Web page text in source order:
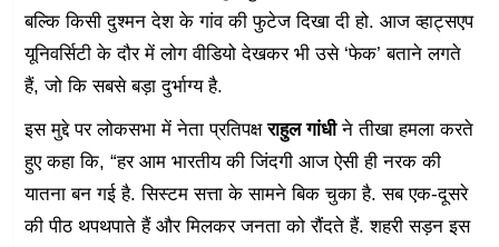
बल्कि किसी दुश्मन देश के गांव की फुटेज दिखा दी हो. आज व्हाट्सएप
यूनिवर्सिटी के दौर में लोग वीडियो देखकर भी उसे ‘फेक’ बताने लगते
हैं, जो कि सबसे बड़ा दुर्भाग्य है.
इस मुद्दे पर लोकसभा में नेता प्रतिपक्षराहुल गांधीने तीखा हमला करते
हुए कहा कि, “हर आम भारतीय की जिंदगी आज ऐसी ही नरक की
यातना बन गई है. सिस्टम सत्ता के सामने बिक चुका है. सब एक-दूसरे
की पीठ थपथपाते हैं और मिलकर जनता को रौंदते हैं. शहरी सड़न इस